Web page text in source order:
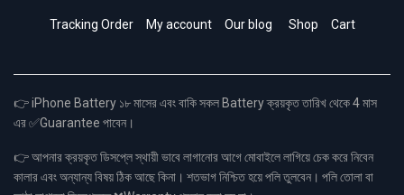
Tracking Order My account Our blog Shop Cart
👉 iPhone Battery ১৮ মাসের এবং বাকি সকল Battery ক্রয়কৃত তারিখ থেকে 4 মাস
এর ✅Guarantee পাবেন।
👉 আপনার ক্রয়কৃত ডিসপ্লে স্থায়ী ভাবে লাগানোর আগে মোবাইলে লাগিয়ে চেক করে নিবেন
কালার এবং অন্যান্য বিষয় ঠিক আছে কিনা। শতভাগ নিশ্চিত হয়ে পলি তুলবেন। পলি তোলা বা